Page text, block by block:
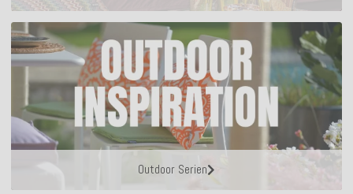
Outdoor Serien